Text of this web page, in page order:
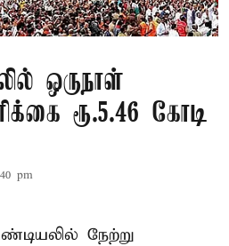
ஒருநாள்
ரூ.5.46 கோடி
pm
நேற்று